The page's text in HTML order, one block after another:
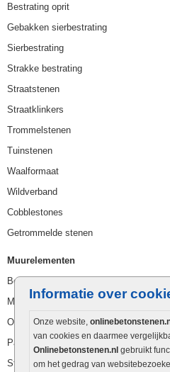
Informatie over
Onze website,
van cookies en daarmee
Onlinebetonstenen.nl gebruikt
om het gedrag van
Bestrating oprit
Gebakken sierbestrating
Sierbestrating
Strakke bestrating
Straatstenen
Straatklinkers
Trommelstenen
Tuinstenen
Waalformaat
Wildverband
Cobblestones
Getrommelde stenen
Muurelementen
Betonbielzen
Muurstenen
Opsluitbanden
Palissaden
Stapelblokken